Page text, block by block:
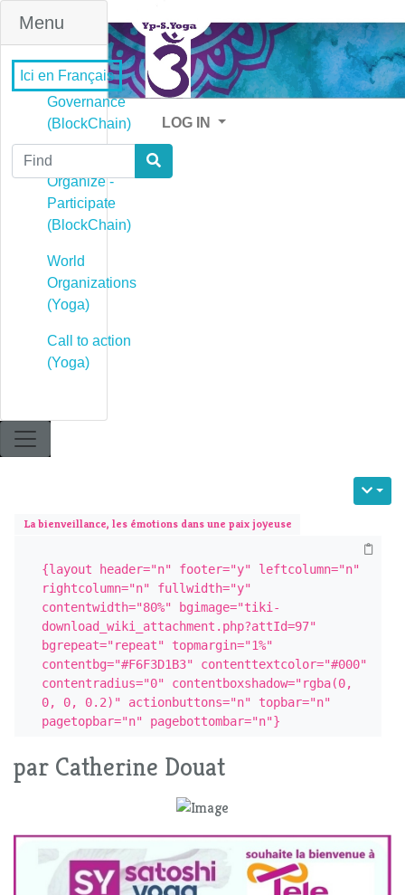
Menu
Governance
(BlockChain)
Governance -
Organize -
Participate
(BlockChain)
World
Organizations
(Yoga)
Call to action
(Yoga)
Ici en Français
LOG IN
Find
La bienveillance, les émotions dans une paix joyeuse
{layout header="n" footer="y" leftcolumn="n"
rightcolumn="n" fullwidth="y"
contentwidth="80%" bgimage="tiki-
download_wiki_attachment.php?attId=97"
bgrepeat="repeat" topmargin="1%"
contentbg="#F6F3D1B3" contenttextcolor="#000"
contentradius="0" contentboxshadow="rgba(0,
0, 0, 0.2)" actionbuttons="n" topbar="n"
pagetopbar="n" pagebottombar="n"}
par Catherine Douat